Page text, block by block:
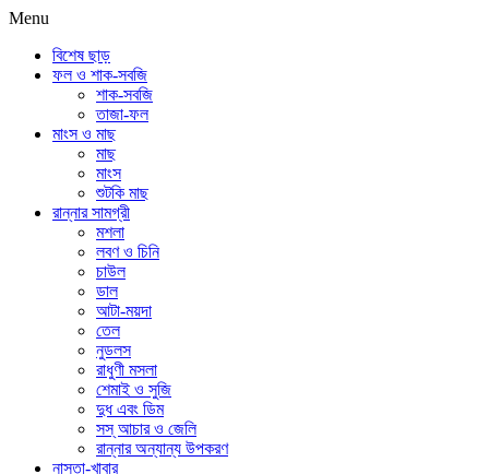
Menu
বিশেষ ছাড়
ফল ও শাক-সবজি
শাক-সবজি
তাজা-ফল
মাংস ও মাছ
মাছ
মাংস
শুটকি মাছ
রান্নার সামগ্রী
মশলা
লবণ ও চিনি
চাউল
ডাল
আটা-ময়দা
তেল
নুডলস
রাধুণী মসলা
শেমাই ও সুজি
দুধ এবং ডিম
সস্ আচার ও জেলি
রান্নার অন্যান্য উপকরণ
নাস্তা-খাবার